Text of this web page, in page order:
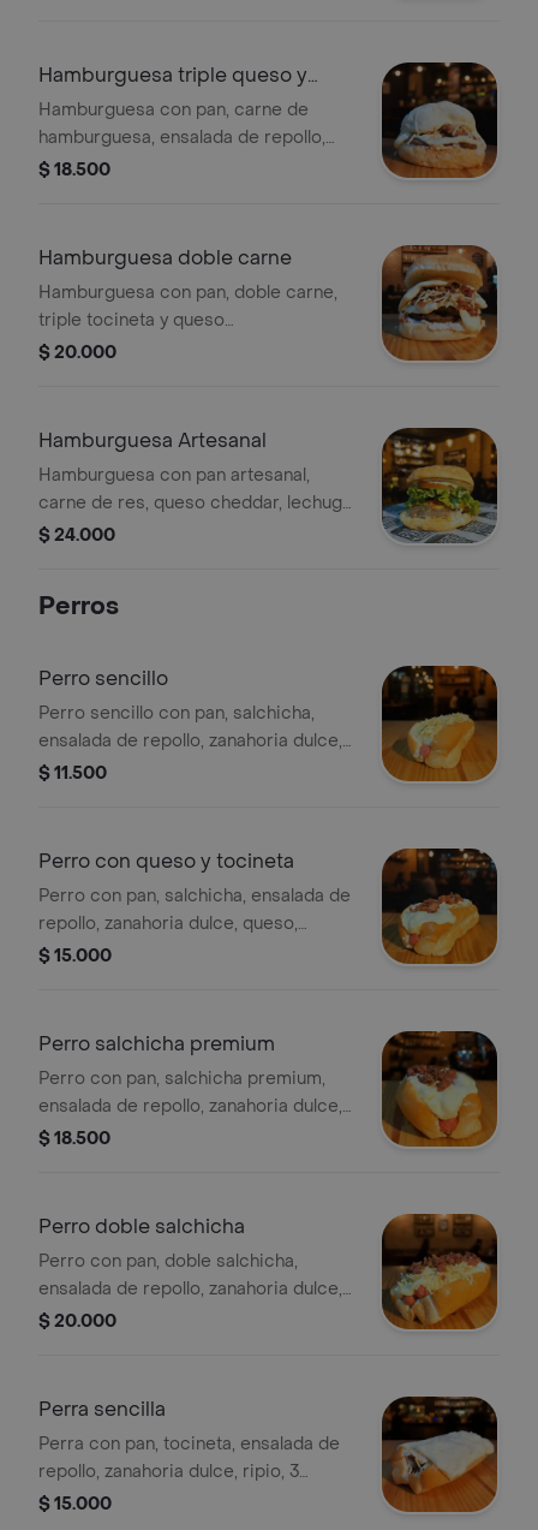
Hamburguesa triple queso y
tocineta
Hamburguesa con pan, carne de
hamburguesa, ensalada de repollo,
zanahoria dulce, triple queso, y triple
$ 18.500
Hamburguesa doble carne
Hamburguesa con pan, doble carne,
triple tocineta y queso
fundido,ensalada de repollo, zanahoria
$ 20.000
Hamburguesa Artesanal
Hamburguesa con pan artesanal,
carne de res, queso cheddar, lechuga,
tomate, pepinillos y salsas de la casa.
$ 24.000
Perros
Perro sencillo
Perro sencillo con pan, salchicha,
ensalada de repollo, zanahoria dulce,
salsas de la casa y ripio de papa.
$ 11.500
Perro con queso y tocineta
Perro con pan, salchicha, ensalada de
repollo, zanahoria dulce, queso,
tocineta, salsas de la casa y ripio.
$ 15.000
Perro salchicha premium
Perro con pan, salchicha premium,
ensalada de repollo, zanahoria dulce,
doble queso, doble tocineta, salsas
$ 18.500
Perro doble salchicha
Perro con pan, doble salchicha,
ensalada de repollo, zanahoria dulce,
doble tocineta y queso fundido, salsas
$ 20.000
Perra sencilla
Perra con pan, tocineta, ensalada de
repollo, zanahoria dulce, ripio, 3
porciones de queso y salsas de la
$ 15.000